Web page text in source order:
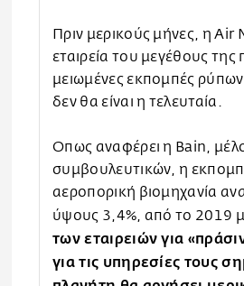
Πριν μερικούς μήνες, η
εταιρεία του μεγέθους της
μειωμένες εκπομπές
δεν θα είναι η τελευταία.
Οπως αναφέρει η Bain,
συμβουλευτικών, η
αεροπορική βιομηχανία
ύψους 3,4%, από το 2019
των εταιρειών για
για τις υπηρεσίες τους